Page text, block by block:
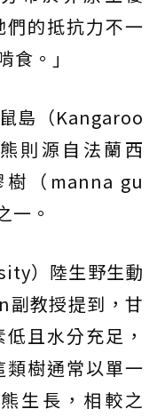
的抵抗力不一
。」
島（Kangaroo
則源自法蘭西
（manna gu
一。
）陸生野生動
教授提到，甘
且水分充足，
樹通常以單一
生長，相較之